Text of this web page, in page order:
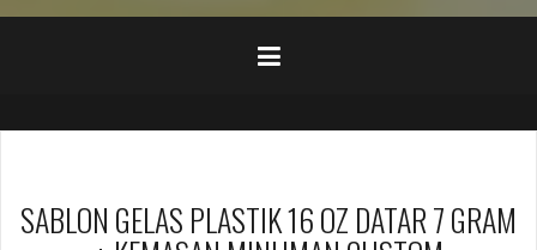
SABLON GELAS PLASTIK 16 OZ DATAR 7 GRAM